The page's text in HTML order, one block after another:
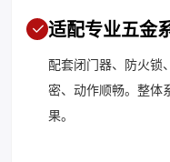
适配专业五金
配套闭门器、防火锁
密、动作顺畅。整体
果。